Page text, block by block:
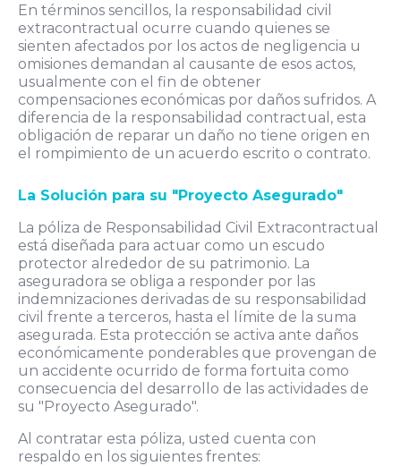
En términos sencillos, la responsabilidad civil
extracontractual ocurre cuando quienes se
sienten afectados por los actos de negligencia u
omisiones demandan al causante de esos actos,
usualmente con el fin de obtener
compensaciones económicas por daños sufridos. A
diferencia de la responsabilidad contractual, esta
obligación de reparar un daño no tiene origen en
el rompimiento de un acuerdo escrito o contrato.
La Solución para su "Proyecto Asegurado"
La póliza de Responsabilidad Civil Extracontractual
está diseñada para actuar como un escudo
protector alrededor de su patrimonio. La
aseguradora se obliga a responder por las
indemnizaciones derivadas de su responsabilidad
civil frente a terceros, hasta el límite de la suma
asegurada. Esta protección se activa ante daños
económicamente ponderables que provengan de
un accidente ocurrido de forma fortuita como
consecuencia del desarrollo de las actividades de
su "Proyecto Asegurado".
Al contratar esta póliza, usted cuenta con
respaldo en los siguientes frentes: